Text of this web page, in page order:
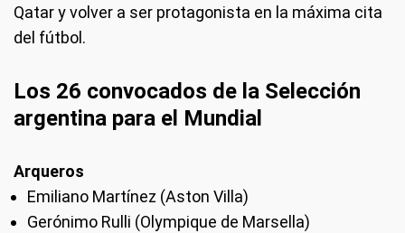
Qatar y volver a ser protagonista en la máxima cita
del fútbol.
Los 26 convocados de la Selección
argentina para el Mundial
Arqueros
Emiliano Martínez (Aston Villa)
Gerónimo Rulli (Olympique de Marsella)